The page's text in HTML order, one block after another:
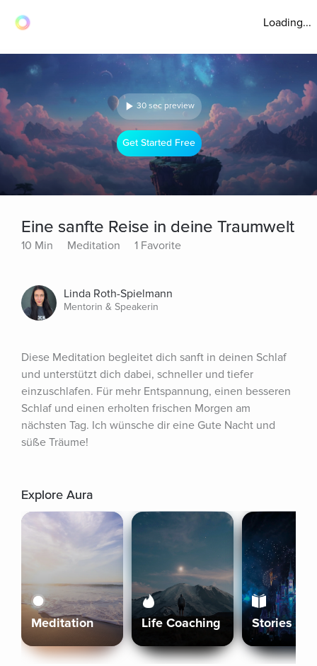
Loading...
30 sec preview
Get Started Free
Eine sanfte Reise in deine Traumwelt
10 Min Meditation 1 Favorite
Linda Roth-Spielmann
Mentorin & Speakerin
Diese Meditation begleitet dich sanft in deinen Schlaf
und unterstützt dich dabei, schneller und tiefer
einzuschlafen. Für mehr Entspannung, einen besseren
Schlaf und einen erholten frischen Morgen am
nächsten Tag. Ich wünsche dir eine Gute Nacht und
süße Träume!
Explore Aura
Meditation Life Coaching Stories